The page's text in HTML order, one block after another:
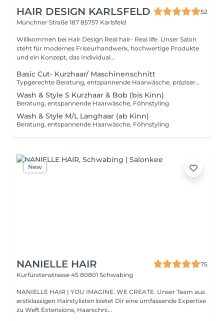
HAIR DESIGN KARLSFELD
52
Münchner Straße 187 85757 Karlsfeld
Willkommen bei Hair Design Real hair- Real life. Unser Salon
steht für modernes Friseurhandwerk, hochwertige Produkte
und ein Konzept, das Individual...
Basic Cut- Kurzhaar/ Maschinenschnitt
Typgerechte Beratung, entspannende Haarwäsche, präziser Kurzhaar/ Maschinenschnitt, Styling Unsere Preise richten sich nach Haarlänge und Aufwand, nicht nach Geschlecht.
Wash & Style S Kurzhaar & Bob (bis Kinn)
Beratung, entspannende Haarwäsche, Föhnstyling
Wash & Style M/L Langhaar (ab Kinn)
Beratung, entspannende Haarwäsche, Föhnstyling
New
NANIELLE HAIR
75
Kurfürstenstrasse 45 80801 Schwabing
NANIELLE HAIR | YOU IMAGINE. WE CREATE. Unser Team aus
erstklassigen Hairstylisten bietet Dir eine umfassende Expertise
zu Weft Extensions, Haarschni...